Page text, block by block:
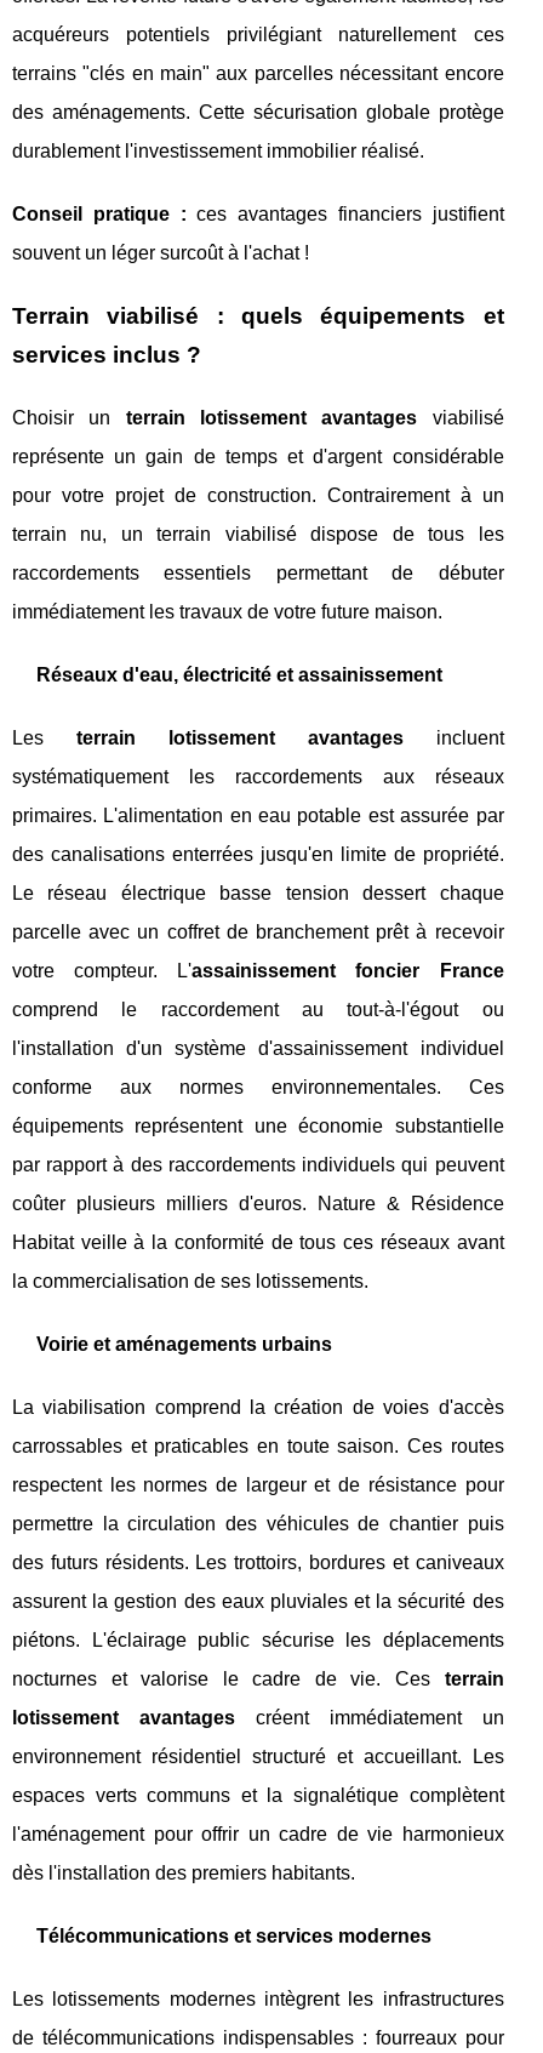
acquéreurs potentiels privilégiant naturellement ces
terrains "clés en main" aux parcelles nécessitant encore
des aménagements. Cette sécurisation globale protège
durablement l'investissement immobilier réalisé.
Conseil pratique : ces avantages financiers justifient
souvent un léger surcoût à l'achat !
Terrain viabilisé : quels équipements et
services inclus ?
Choisir un terrain lotissement avantages viabilisé
représente un gain de temps et d'argent considérable
pour votre projet de construction. Contrairement à un
terrain nu, un terrain viabilisé dispose de tous les
raccordements essentiels permettant de débuter
immédiatement les travaux de votre future maison.
Réseaux d'eau, électricité et assainissement
Les terrain lotissement avantagesincluent
systématiquement les raccordements aux réseaux
primaires. L'alimentation en eau potable est assurée par
des canalisations enterrées jusqu'en limite de propriété.
Le réseau électrique basse tension dessert chaque
parcelle avec un coffret de branchement prêt à recevoir
votre compteur. L'assainissement foncier France
comprend le raccordement au tout-à-l'égout ou
l'installation d'un système d'assainissement individuel
conforme aux normes environnementales. Ces
équipements représentent une économie substantielle
par rapport à des raccordements individuels qui peuvent
coûter plusieurs milliers d'euros. Nature & Résidence
Habitat veille à la conformité de tous ces réseaux avant
la commercialisation de ses lotissements.
Voirie et aménagements urbains
La viabilisation comprend la création de voies d'accès
carrossables et praticables en toute saison. Ces routes
respectent les normes de largeur et de résistance pour
permettre la circulation des véhicules de chantier puis
des futurs résidents. Les trottoirs, bordures et caniveaux
assurent la gestion des eaux pluviales et la sécurité des
piétons. L'éclairage public sécurise les déplacements
nocturnes et valorise le cadre de vie. Ces terrain
lotissement avantagescréent immédiatement un
environnement résidentiel structuré et accueillant. Les
espaces verts communs et la signalétique complètent
l'aménagement pour offrir un cadre de vie harmonieux
dès l'installation des premiers habitants.
Télécommunications et services modernes
Les lotissements modernes intègrent les infrastructures
de télécommunications indispensables : fourreaux pour